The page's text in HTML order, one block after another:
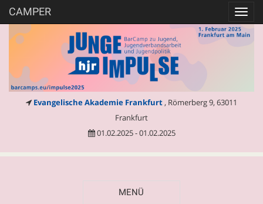
CAMPER
Evangelische Akademie Frankfurt , Römerberg 9, 63011
Frankfurt
01.02.2025 - 01.02.2025
MENÜ